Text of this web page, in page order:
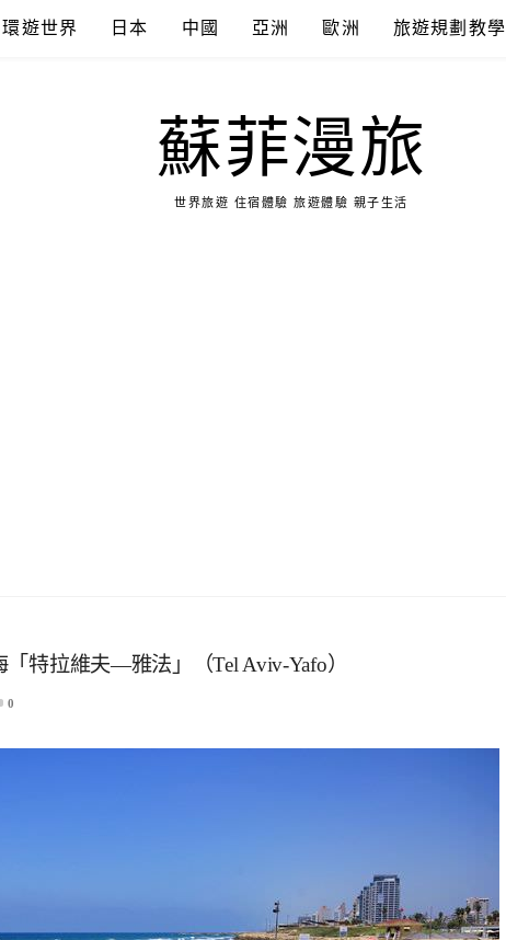
環遊世界 日本 中國 亞洲 歐洲 旅遊規劃教學
蘇菲漫旅
世界旅遊 住宿體驗 旅遊體驗 親子生活
「特拉維夫—雅法」（Tel Aviv-Yafo）
0